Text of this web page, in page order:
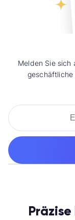
Melden Sie sich
geschäftliche